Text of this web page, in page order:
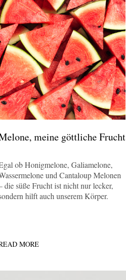
meine göttliche Frucht
ob Honigmelone, Galiamelone,
und Cantaloup Melonen
die süße Frucht ist nicht nur lecker,
hilft auch unserem Körper.
MORE